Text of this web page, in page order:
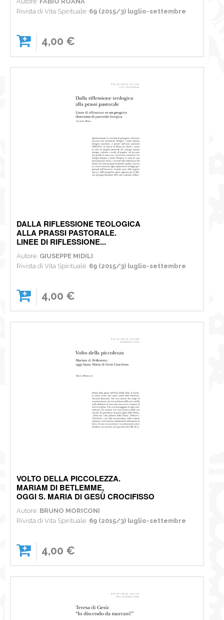
Rivista di Vita Spirituale: 69 (2015/3) luglio-settembre
4,00 €
DALLA RIFLESSIONE TEOLOGICA
ALLA PRASSI PASTORALE.
LINEE DI RIFLESSIONE...
Autore: GIUSEPPE MIDILI
Rivista di Vita Spirituale: 69 (2015/3) luglio-settembre
4,00 €
VOLTO DELLA PICCOLEZZA.
MARIAM DI BETLEMME,
OGGI S. MARIA DI GESÙ CROCIFISSO
Autore: BRUNO MORICONI
Rivista di Vita Spirituale: 69 (2015/3) luglio-settembre
4,00 €